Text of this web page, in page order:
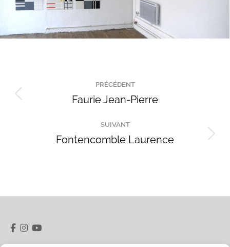
de
commentaire
PRÉCÉDENT
Onglet
Faurie Jean-Pierre
SUIVANT
Projets
Fontencomble Laurence